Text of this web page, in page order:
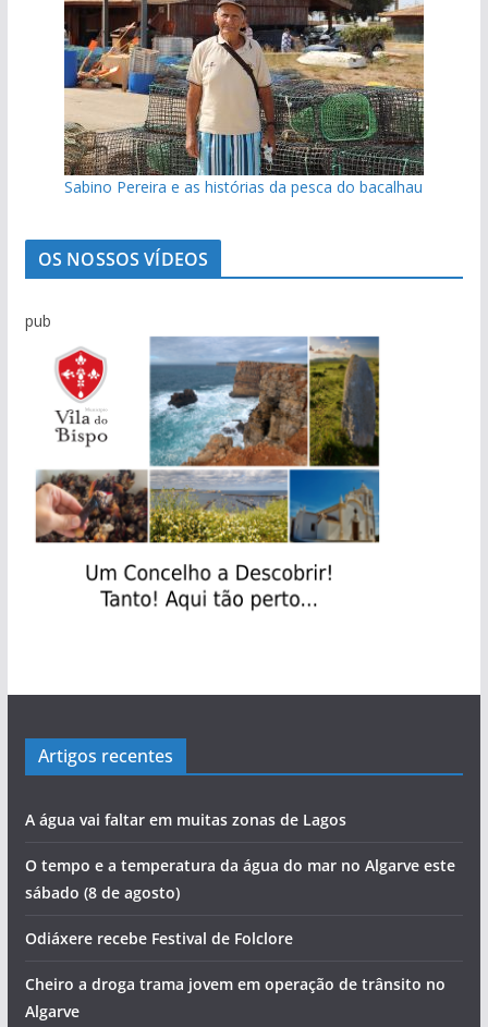
Sabino Pereira e as histórias da pesca do bacalhau
OS NOSSOS VÍDEOS
pub
Artigos recentes
A água vai faltar em muitas zonas de Lagos
O tempo e a temperatura da água do mar no Algarve este
sábado (8 de agosto)
Odiáxere recebe Festival de Folclore
Cheiro a droga trama jovem em operação de trânsito no
Algarve